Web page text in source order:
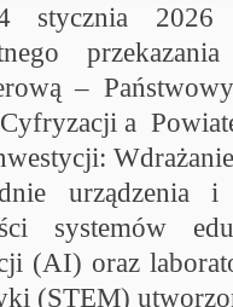
stycznia 2026
–
a
systemów
(AI) oraz
(STEM)